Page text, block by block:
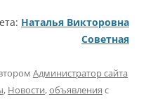
Наталья Викторовна
Советная
Администратор сайта
, Новости,объявления с